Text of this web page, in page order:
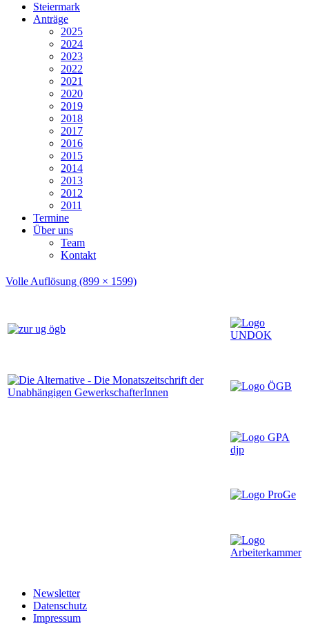
Steiermark
Anträge
2025
2024
2023
2022
2021
2020
2019
2018
2017
2016
2015
2014
2013
2012
2011
Termine
Über uns
Team
Kontakt
Volle Auflösung (899 × 1599)
Newsletter
Datenschutz
Impressum